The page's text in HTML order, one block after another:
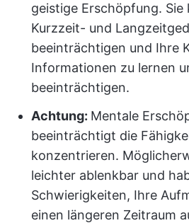
geistige Erschöpfung. Sie
Kurzzeit- und
beeinträchtigen und Ihre
Informationen zu lernen
beeinträchtigen.
Achtung: Mentale
beeinträchtigt die
konzentrieren.
leichter ablenkbar und
Schwierigkeiten, Ihre
einen längeren Zeitraum